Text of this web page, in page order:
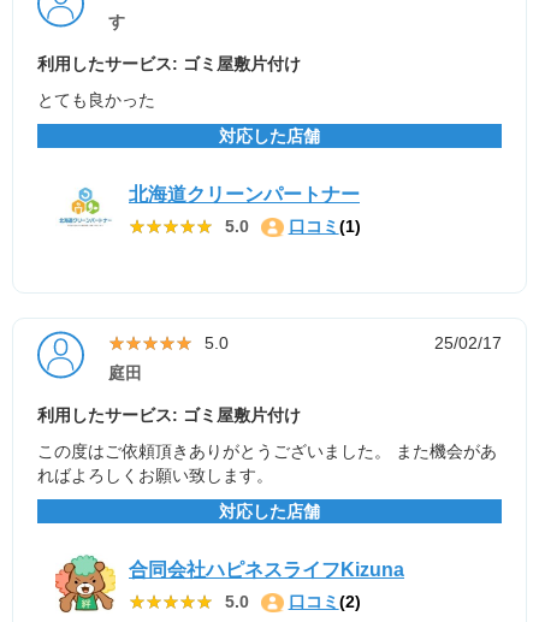
す
利用したサービス: ゴミ屋敷片付け
とても良かった
対応した店舗
北海道クリーンパートナー
★★★★★
★★★★★ 5.0 口コミ (1)
★★★★★
★★★★★ 5.0
25/02/17
庭田
利用したサービス: ゴミ屋敷片付け
この度はご依頼頂きありがとうございました。 また機会があ
ればよろしくお願い致します。
対応した店舗
合同会社ハピネスライフKizuna
★★★★★
★★★★★ 5.0 口コミ (2)